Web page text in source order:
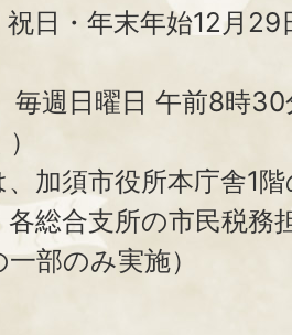
祝日・年末年始12月
毎週日曜日 午前8時
加須市役所本庁舎1
各総合支所の市民税務
部のみ実施）